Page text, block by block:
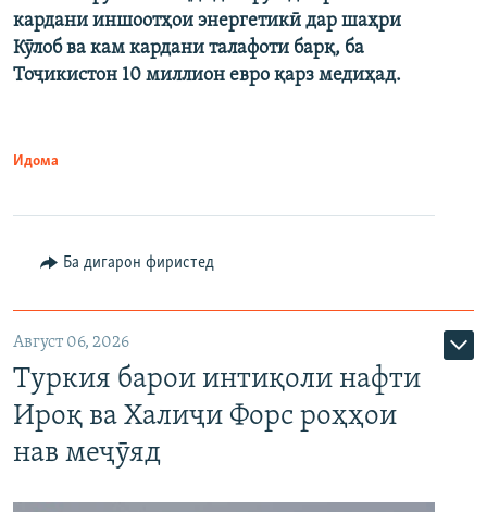
кардани иншоотҳои энергетикӣ дар шаҳри
Кӯлоб ва кам кардани талафоти барқ, ба
Тоҷикистон 10 миллион евро қарз медиҳад.
Идома
Ба дигарон фиристед
Август 06, 2026
Туркия барои интиқоли нафти
Ироқ ва Халиҷи Форс роҳҳои
нав меҷӯяд